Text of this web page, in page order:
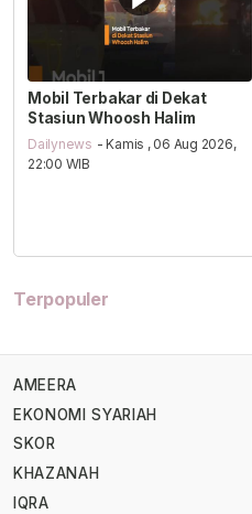
Mobil Terbakar di Dekat
Stasiun Whoosh Halim
Dailynews - Kamis , 06 Aug 2026,
22:00 WIB
Terpopuler
AMEERA
EKONOMI SYARIAH
SKOR
KHAZANAH
IQRA